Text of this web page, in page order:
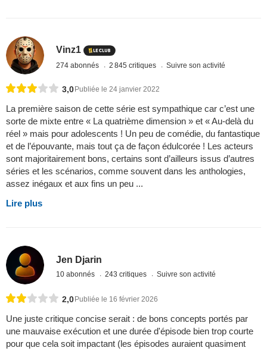
Vinz1
274 abonnés 2 845 critiques Suivre son activité
3,0 Publiée le 24 janvier 2022
La première saison de cette série est sympathique car c’est une
sorte de mixte entre « La quatrième dimension » et « Au-delà du
réel » mais pour adolescents ! Un peu de comédie, du fantastique
et de l’épouvante, mais tout ça de façon édulcorée ! Les acteurs
sont majoritairement bons, certains sont d’ailleurs issus d’autres
séries et les scénarios, comme souvent dans les anthologies,
assez inégaux et aux fins un peu ...
Lire plus
Jen Djarin
10 abonnés 243 critiques Suivre son activité
2,0Publiée le 16 février 2026
Une juste critique concise serait : de bons concepts portés par
une mauvaise exécution et une durée d'épisode bien trop courte
pour que cela soit impactant (les épisodes auraient quasiment